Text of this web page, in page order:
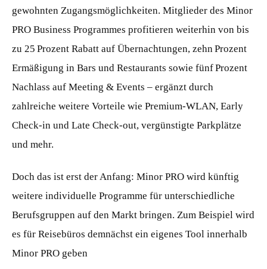
gewohnten Zugangsmöglichkeiten. Mitglieder des Minor
PRO Business Programmes profitieren weiterhin von bis
zu 25 Prozent Rabatt auf Übernachtungen, zehn Prozent
Ermäßigung in Bars und Restaurants sowie fünf Prozent
Nachlass auf Meeting & Events – ergänzt durch
zahlreiche weitere Vorteile wie Premium-WLAN, Early
Check-in und Late Check-out, vergünstigte Parkplätze
und mehr.
Doch das ist erst der Anfang: Minor PRO wird künftig
weitere individuelle Programme für unterschiedliche
Berufsgruppen auf den Markt bringen. Zum Beispiel wird
es für Reisebüros demnächst ein eigenes Tool innerhalb
Minor PRO geben